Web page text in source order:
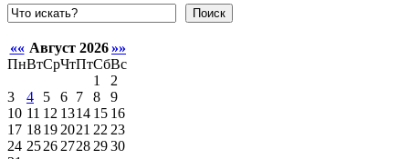
Поиск
«« Август 2026 »»
ПнВтСрЧтПтСбВс
1
2
3
4 5 6 7 8
9
10 11 12 1314 15 16
17 1819 2021 22 23
24 2526 2728 2930